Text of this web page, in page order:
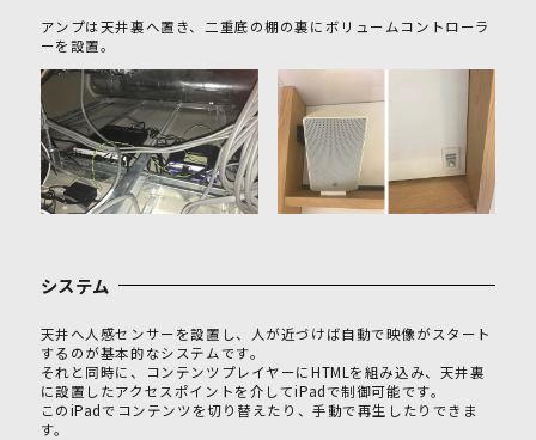
アンプは天井裏へ置き、二重底の棚の裏にボリュームコントローラ
ーを設置。
システム
天井へ人感センサーを設置し、人が近づけば自動で映像がスタート
するのが基本的なシステムです。
それと同時に、コンテンツプレイヤーにHTMLを組み込み、天井裏
に設置したアクセスポイントを介してiPadで制御可能です。
このiPadでコンテンツを切り替えたり、手動で再生したりできま
す。